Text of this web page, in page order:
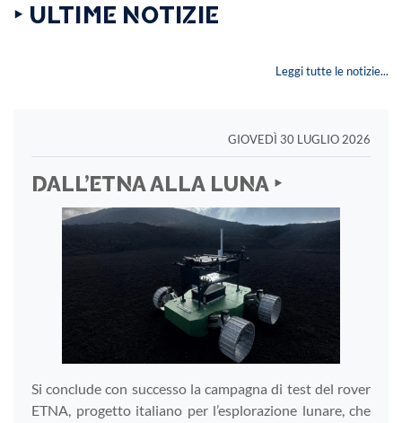
‣ ULTIME NOTIZIE
Leggi tutte le notizie...
GIOVEDÌ 30 LUGLIO 2026
DALL’ETNA ALLA LUNA ‣
Si conclude con successo la campagna di test del rover
ETNA, progetto italiano per l’esplorazione lunare, che